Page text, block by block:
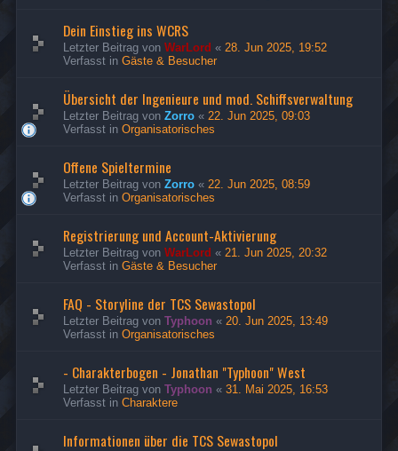
Dein Einstieg ins WCRS
Letzter Beitrag von WarLord « 28. Jun 2025, 19:52
Verfasst in Gäste & Besucher
Übersicht der Ingenieure und mod. Schiffsverwaltung
Letzter Beitrag von Zorro « 22. Jun 2025, 09:03
Verfasst in Organisatorisches
Offene Spieltermine
Letzter Beitrag von Zorro « 22. Jun 2025, 08:59
Verfasst in Organisatorisches
Registrierung und Account-Aktivierung
Letzter Beitrag von WarLord « 21. Jun 2025, 20:32
Verfasst in Gäste & Besucher
FAQ - Storyline der TCS Sewastopol
Letzter Beitrag von Typhoon « 20. Jun 2025, 13:49
Verfasst in Organisatorisches
- Charakterbogen - Jonathan "Typhoon" West
Letzter Beitrag von Typhoon « 31. Mai 2025, 16:53
Verfasst in Charaktere
Informationen über die TCS Sewastopol